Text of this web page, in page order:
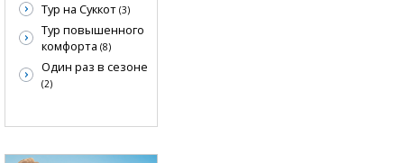
Тур на Суккот (3)
Тур повышенного
комфорта (8)
Один раз в сезоне
(2)